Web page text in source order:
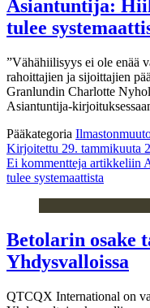
Asiantuntija:
tulee
”Vähähiilisyys ei ole enää
rahoittajien ja sijoittajien
Granlundin Charlotte
Asiantuntija-
Pääkategoria
Kirjoitettu 29. tammikuuta
Ei kommentteja artikkeliin
tulee systemaattista
Betolarin osake
Yhdysvalloissa
QTCQX International on